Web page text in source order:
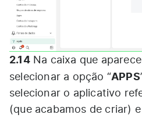
2.14Na caixa que
selecionar a opção “APPS
selecionar o aplicativo
(que acabamos de criar)